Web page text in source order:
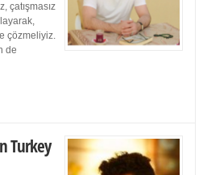
çatışmasız
çözmeliyiz.
de
Turkey